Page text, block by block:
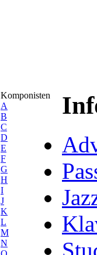
Komponisten
A
B
C
D
E
F
G
H
I
J
K
L
M
N